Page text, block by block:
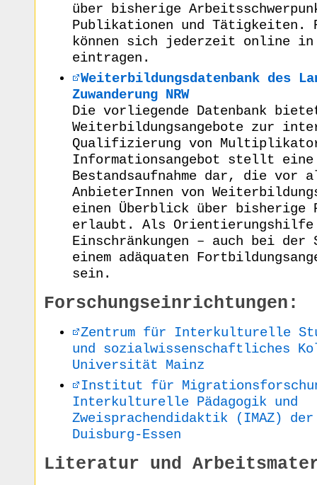
über bisherige
Publikationen und Tätigkeiten.
können sich jederzeit online in
eintragen.
Weiterbildungsdatenbank des
Zuwanderung NRW
Die vorliegende Datenbank
Weiterbildungsangebote zur
Qualifizierung von
Informationsangebot stellt eine
Bestandsaufnahme dar, die vor
AnbieterInnen von
einen Überblick über bisherige
erlaubt. Als
Einschränkungen – auch bei der
einem adäquaten
sein.
Forschungseinrichtungen:
Zentrum für Interkulturelle
und sozialwissenschaftliches
Universität Mainz
Institut für
Interkulturelle Pädagogik und
Zweisprachendidaktik (IMAZ)
Duisburg-Essen
Literatur und